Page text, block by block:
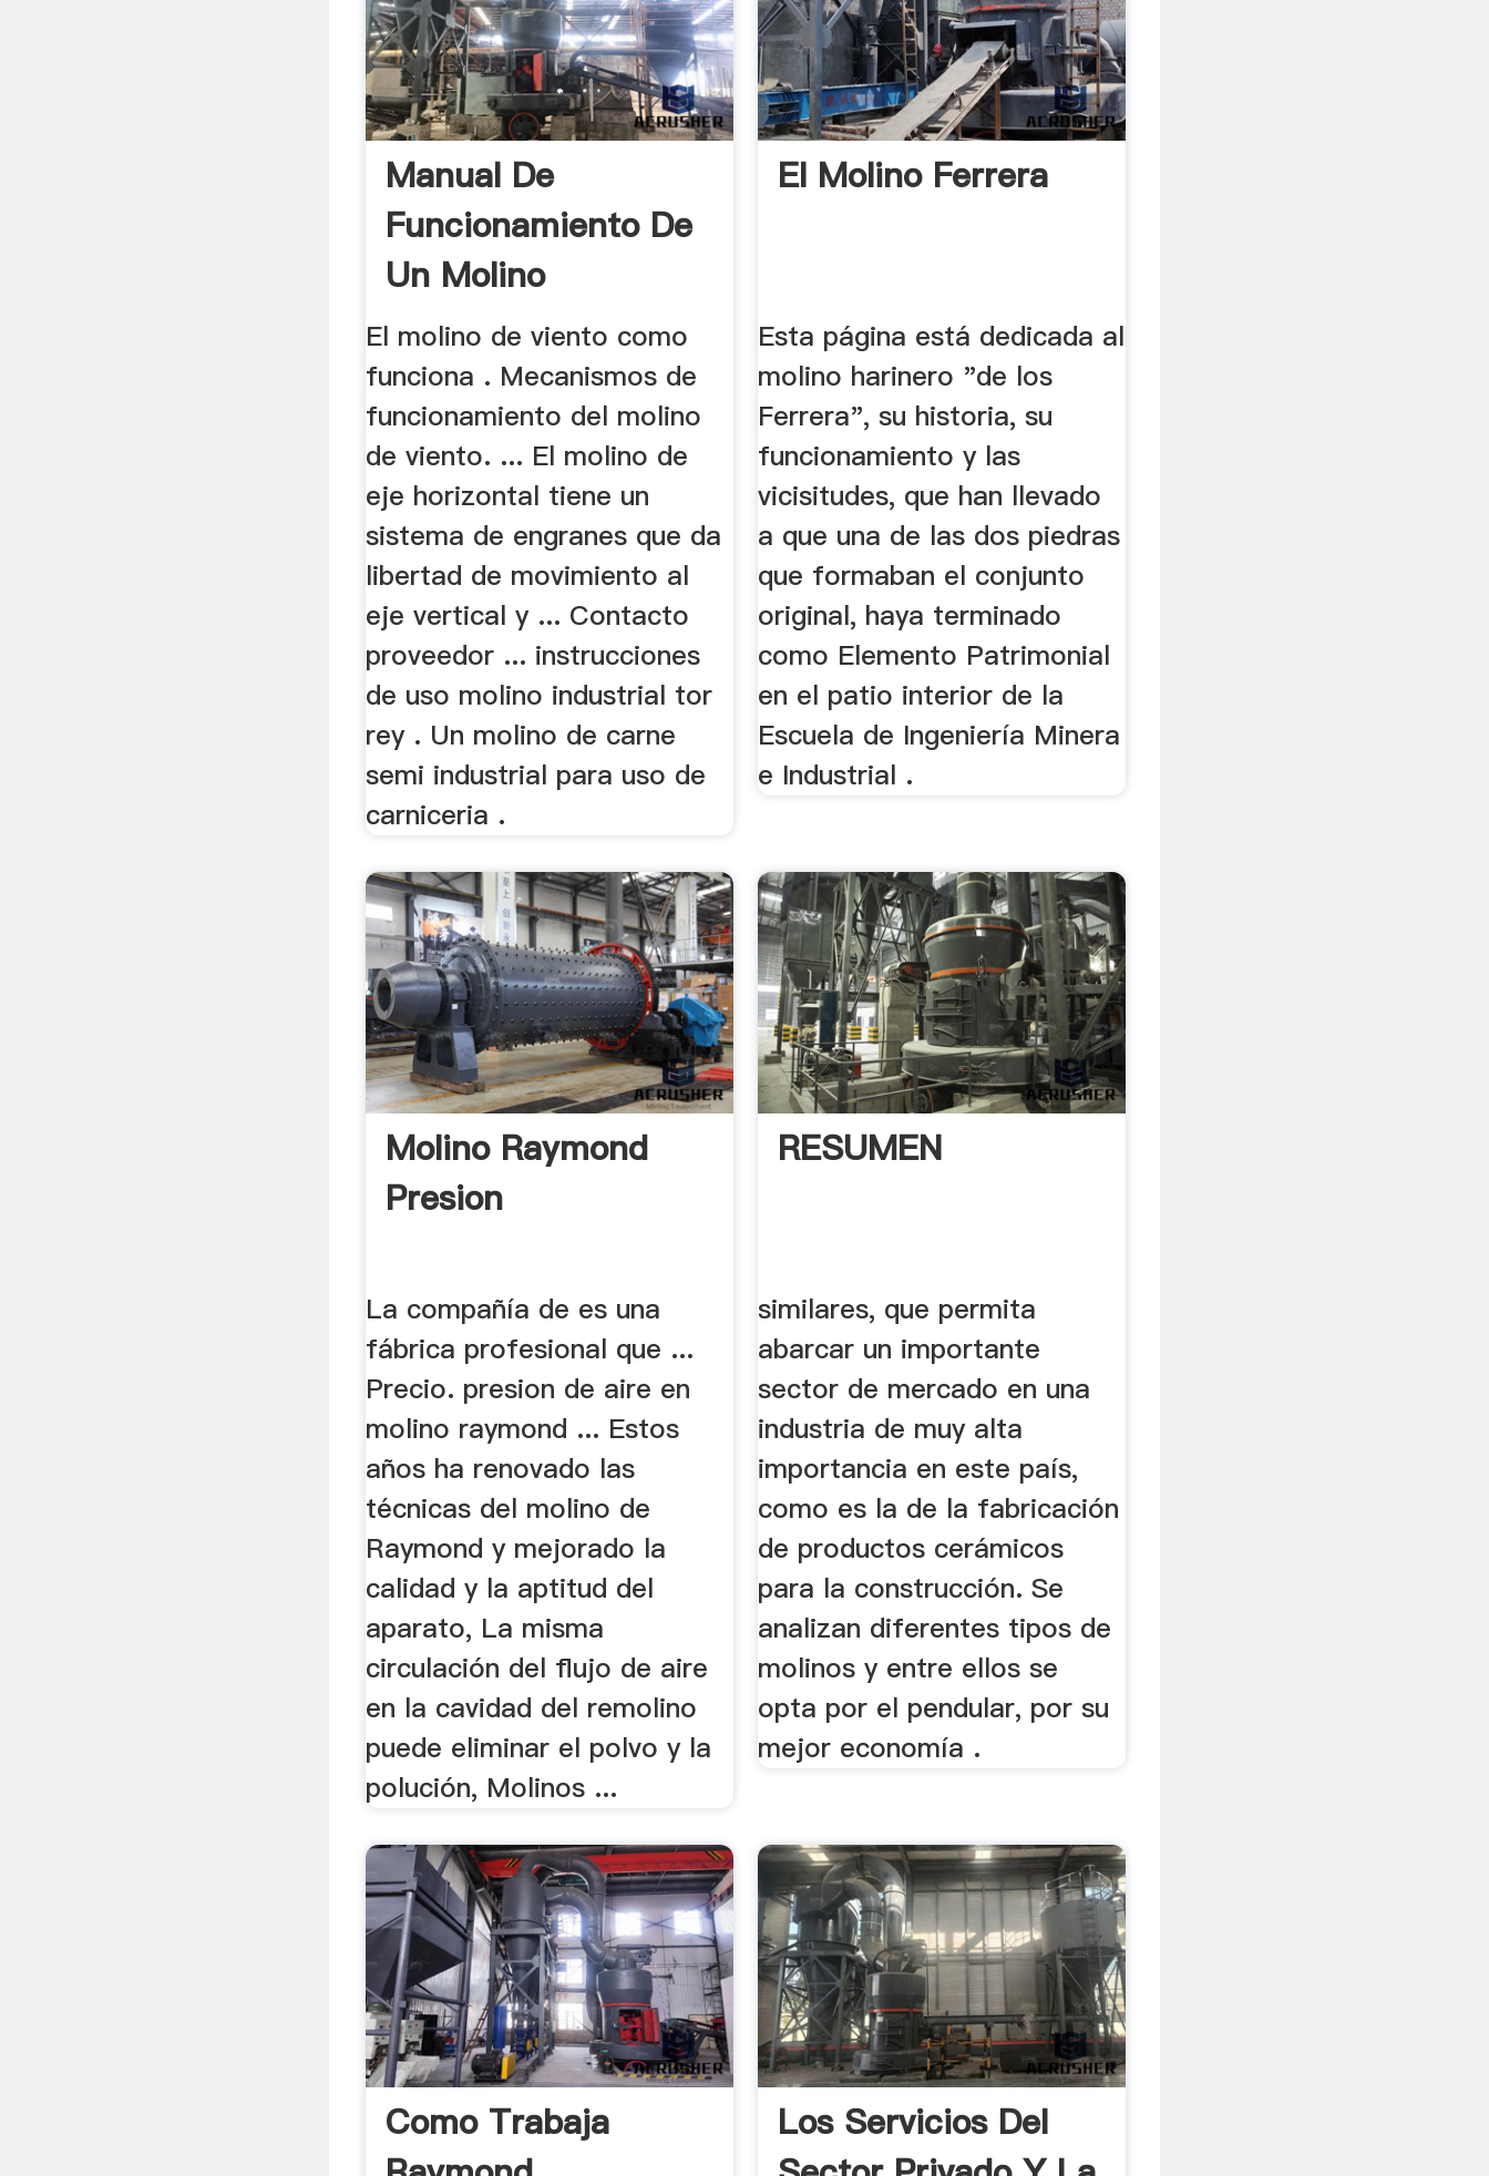
Manual De
Funcionamiento De
Un Molino
El molino de viento como
funciona . Mecanismos de
funcionamiento del molino
de viento. ... El molino de
eje horizontal tiene un
sistema de engranes que da
libertad de movimiento al
eje vertical y ... Contacto
proveedor ... instrucciones
de uso molino industrial tor
rey . Un molino de carne
semi industrial para uso de
carniceria .
El Molino Ferrera
Esta página está dedicada al
molino harinero "de los
Ferrera", su historia, su
funcionamiento y las
vicisitudes, que han llevado
a que una de las dos piedras
que formaban el conjunto
original, haya terminado
como Elemento Patrimonial
en el patio interior de la
Escuela de Ingeniería Minera
e Industrial .
Molino Raymond
Presion
La compañía de es una
fábrica profesional que ...
Precio. presion de aire en
molino raymond ... Estos
años ha renovado las
técnicas del molino de
Raymond y mejorado la
calidad y la aptitud del
aparato, La misma
circulación del flujo de aire
en la cavidad del remolino
puede eliminar el polvo y la
polución, Molinos ...
RESUMEN
similares, que permita
abarcar un importante
sector de mercado en una
industria de muy alta
importancia en este país,
como es la de la fabricación
de productos cerámicos
para la construcción. Se
analizan diferentes tipos de
molinos y entre ellos se
opta por el pendular, por su
mejor economía .
Como Trabaja
Los Servicios Del